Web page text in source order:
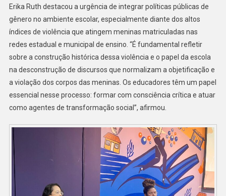
Erika Ruth destacou a urgência de integrar políticas públicas de
gênero no ambiente escolar, especialmente diante dos altos
índices de violência que atingem meninas matriculadas nas
redes estadual e municipal de ensino. “É fundamental refletir
sobre a construção histórica dessa violência e o papel da escola
na desconstrução de discursos que normalizam a objetificação e
a violação dos corpos das meninas. Os educadores têm um papel
essencial nesse processo: formar com consciência crítica e atuar
como agentes de transformação social”, afirmou.